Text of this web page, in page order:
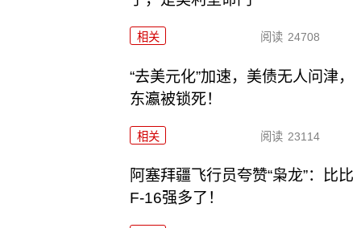
相关 阅读 24708
“去美元化”加速，美债无人问津，
东瀛被锁死！
相关 阅读 23114
阿塞拜疆飞行员夸赞“枭龙”：比比
F-16强多了！